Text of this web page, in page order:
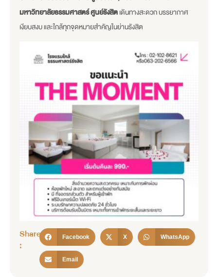
มหาวิทยาลัยธรรมศาสตร์ ศูนย์รังสิตเดินทางสะดวก บรรยากาศ
เงียบสงบ และใกล้ทุกจุดหมายสำคัญในย่านรังสิต
Share
:
Facebook X WhatsApp
Email